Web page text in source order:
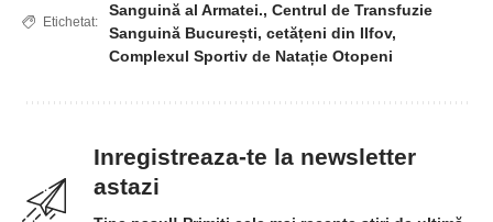
Etichetat:
Sanguină al Armatei., Centrul de Transfuzie
Sanguină București, cetățeni din Ilfov,
Complexul Sportiv de Natație Otopeni
Inregistreaza-te la newsletter
astazi